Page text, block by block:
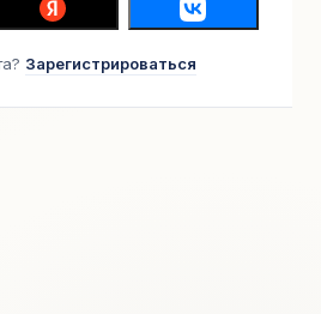
Зарегистрироваться